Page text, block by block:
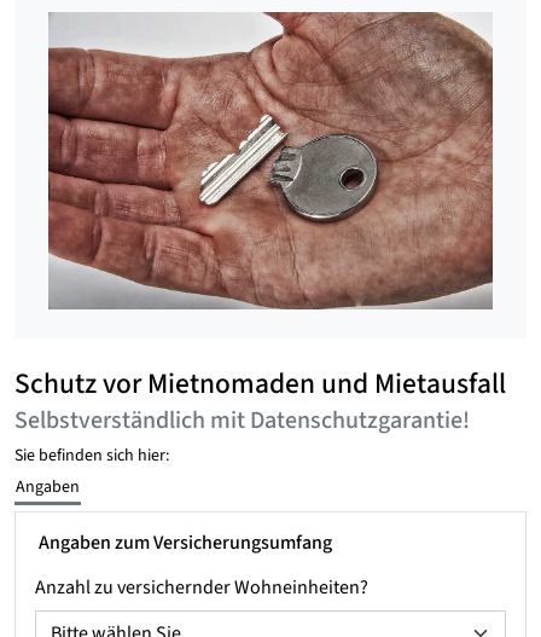
Schutz vor Mietnomaden und Mietausfall
Selbstverständlich mit Datenschutzgarantie!
Sie befinden sich hier:
Angaben
Angaben zum Versicherungsumfang
Anzahl zu versichernder Wohneinheiten?